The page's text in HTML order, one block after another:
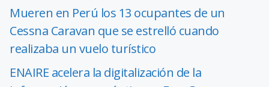
Mueren en Perú los 13 ocupantes de un
Cessna Caravan que se estrelló cuando
realizaba un vuelo turístico
ENAIRE acelera la digitalización de la